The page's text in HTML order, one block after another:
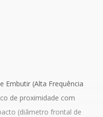
Embutir (Alta Frequência
de proximidade com
(diâmetro frontal de